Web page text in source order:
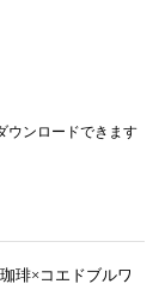
ウンロードできます
琲×コエドブルワリ